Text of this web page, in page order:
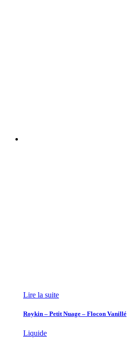
Lire la suite
Roykin – Petit Nuage – Flocon Vanillé
Liquide